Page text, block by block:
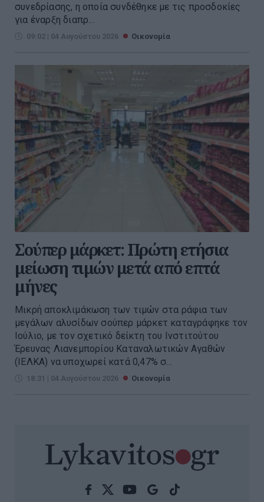
συνεδρίασης, η οποία συνδέθηκε με τις προσδοκίες
για έναρξη διαπρ...
09:02 | 04 Αυγούστου 2026 Οικονομία
Σούπερ μάρκετ: Πρώτη ετήσια
μείωση τιμών μετά από επτά
μήνες
Μικρή αποκλιμάκωση των τιμών στα ράφια των
μεγάλων αλυσίδων σούπερ μάρκετ καταγράφηκε τον
Ιούλιο, με τον σχετικό δείκτη του Ινστιτούτου
Έρευνας Λιανεμπορίου Καταναλωτικών Αγαθών
(ΙΕΛΚΑ) να υποχωρεί κατά 0,47% σ...
18:31 | 04 Αυγούστου 2026 Οικονομία